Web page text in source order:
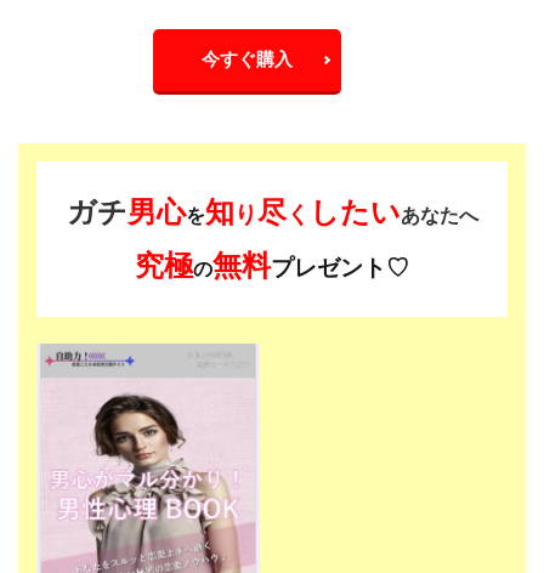
今すぐ購入
ガチ男心を知 り尽く したいあなたへ
究極の無料プレゼント♡